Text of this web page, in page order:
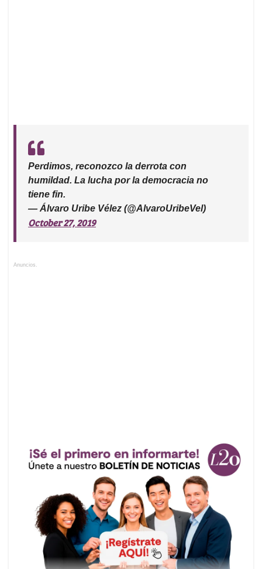
Perdimos, reconozco la derrota con
humildad. La lucha por la democracia no
tiene fin.
— Álvaro Uribe Vélez (@AlvaroUribeVel)
October 27, 2019
Anuncios.